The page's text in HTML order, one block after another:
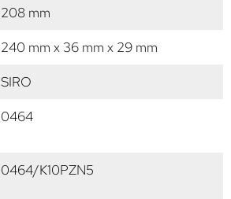
208 mm
240 mm x 36 mm x 29 mm
SIRO
0464
0464/K10PZN5